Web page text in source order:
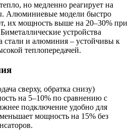
но медленно реагирует на
Алюминиевые модели быстро
их мощность выше на 20–30% при
устройства
стали и алюминия – устойчивы к
теплопередачей.
сверху, обратка снизу)
на 5–10% по сравнению с
подключение удобно для
мощность на 15% без